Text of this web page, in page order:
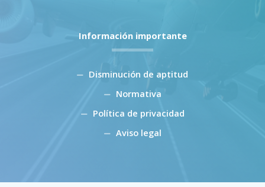
Información importante
Disminución de aptitud
Normativa
Política de privacidad
Aviso legal